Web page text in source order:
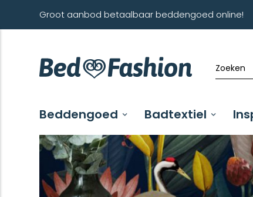
Groot aanbod betaalbaar beddengoed online!
Beddengoed Badtextiel